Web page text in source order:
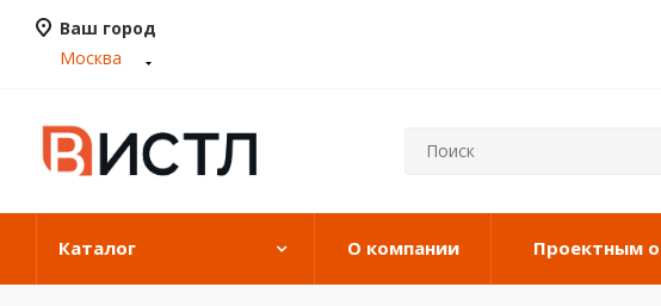
Ваш город
Москва
Каталог О компании Проектным